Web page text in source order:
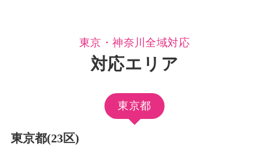
東京・神奈川全域対応
対応エリア
東京都
東京都(23区)